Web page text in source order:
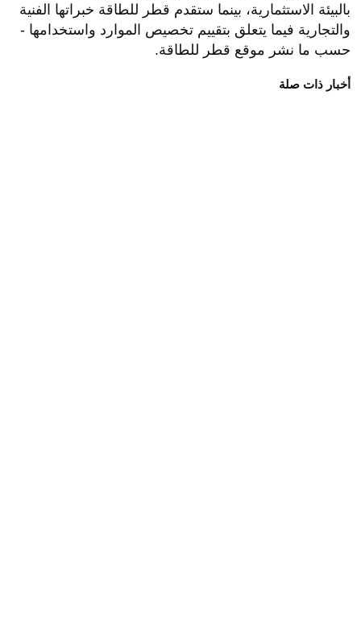
بالبيئة الاستثمارية، بينما ستقدم قطر للطاقة خبراتها الفنية
والتجارية فيما يتعلق بتقييم تخصيص الموارد واستخدامها -
حسب ما نشر موقع قطر للطاقة.
أخبار ذات صلة